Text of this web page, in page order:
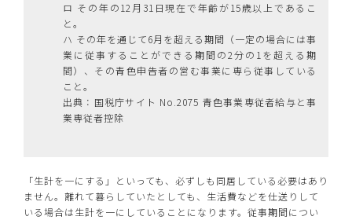
ロ その年の12月31日現在で年齢が15歳以上であるこ
と。
ハ その年を通じて6月を超える期間（一定の場合には事
業に従事することができる期間の2分の1を超える期
間）、その青色申告者の営む事業に専ら従事している
こと。
出典：国税庁サイト No.2075 青色事業専従者給与と事
業専従者控除
「生計を一にする」といっても、必ずしも同居している必要はあり
ません。離れて暮らしていたとしても、生活費などを仕送りして
いる場合は生計を一にしていることになります。従事期間につい